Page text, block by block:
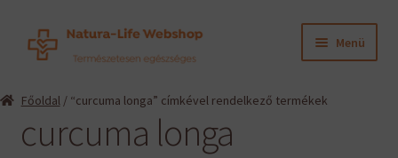
Ugrás
Kilépés
Menü
Információk
Főoldal/ “curcuma longa” címkével rendelkező termékek
curcuma longa